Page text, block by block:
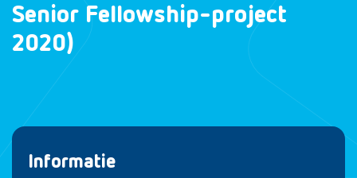
Senior Fellowship-project
2020)
Informatie